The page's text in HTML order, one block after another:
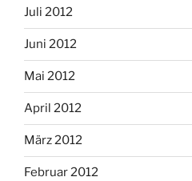
Juli 2012
Juni 2012
Mai 2012
April 2012
März 2012
Februar 2012